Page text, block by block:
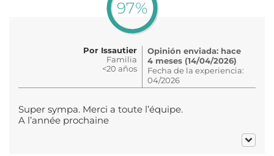
97%
Por Issautier
Familia
<20 años
Opinión enviada: hace
4 meses (14/04/2026)
Fecha de la experiencia:
04/2026
Super sympa. Merci a toute l’équipe.
A l’année prochaine